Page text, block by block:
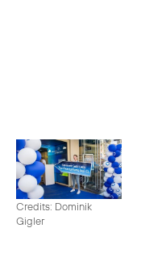
Credits: Dominik
Gigler